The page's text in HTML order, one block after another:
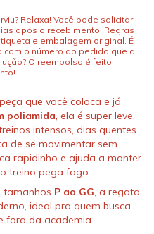
Relaxa! Você pode solicitar
após o recebimento. Regras
e embalagem original. É
o número do pedido que a
O reembolso é feito
que você coloca e já
poliamida, ela é super leve,
intensos, dias quentes
de se movimentar sem
rapidinho e ajuda a manter
treino pega fogo.
tamanhos P ao GG, a regata
ideal pra quem busca
fora da academia.